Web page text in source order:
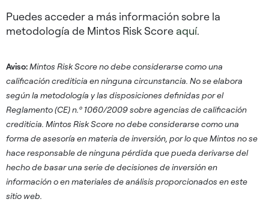
Puedes acceder a más información sobre la
metodología de Mintos Risk Score aquí.
Aviso:Mintos Risk Score no debe considerarse como una
calificación crediticia en ninguna circunstancia. No se elabora
según la metodología y las disposiciones definidas por el
Reglamento (CE) n.º 1060/2009 sobre agencias de calificación
crediticia. Mintos Risk Score no debe considerarse como una
forma de asesoría en materia de inversión, por lo que Mintos no se
hace responsable de ninguna pérdida que pueda derivarse del
hecho de basar una serie de decisiones de inversión en
información o en materiales de análisis proporcionados en este
sitio web.